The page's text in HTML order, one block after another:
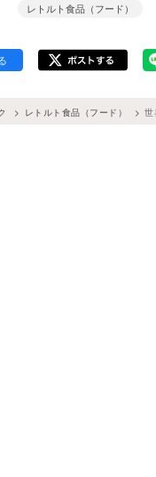
レトルト食品（フード）
レトルト食品（フード） 世